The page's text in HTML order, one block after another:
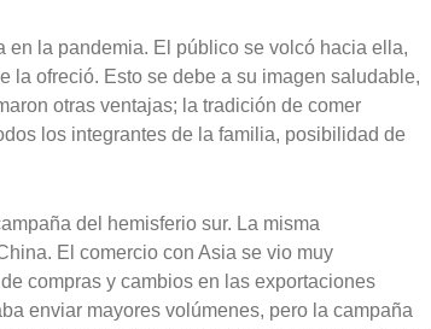
en la pandemia. El público se volcó hacia ella,
la ofreció. Esto se debe a su imagen saludable,
otras ventajas; la tradición de comer
los integrantes de la familia, posibilidad de
del hemisferio sur. La misma
El comercio con Asia se vio muy
compras y cambios en las exportaciones
enviar mayores volúmenes, pero la campaña